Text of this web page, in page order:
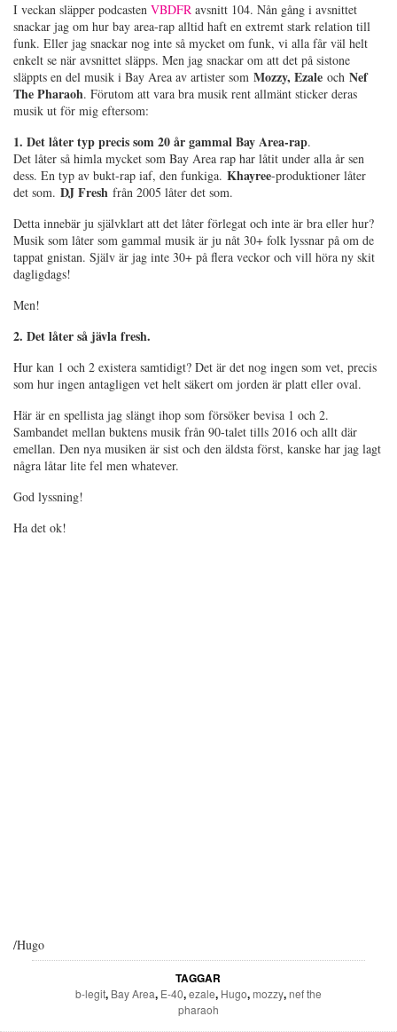
I veckan släpper podcasten VBDFR avsnitt 104. Nån gång i avsnittet
snackar jag om hur bay area-rap alltid haft en extremt stark relation till
funk. Eller jag snackar nog inte så mycket om funk, vi alla får väl helt
enkelt se när avsnittet släpps. Men jag snackar om att det på sistone
släppts en del musik i Bay Area av artister som Mozzy, Ezale och Nef
The Pharaoh. Förutom att vara bra musik rent allmänt sticker deras
musik ut för mig eftersom:
1. Det låter typ precis som 20 år gammal Bay Area-rap.
Det låter så himla mycket som Bay Area rap har låtit under alla år sen
dess. En typ av bukt-rap iaf, den funkiga. Khayree-produktioner låter
det som. DJ Fresh från 2005 låter det som.
Detta innebär ju självklart att det låter förlegat och inte är bra eller hur?
Musik som låter som gammal musik är ju nåt 30+ folk lyssnar på om de
tappat gnistan. Själv är jag inte 30+ på flera veckor och vill höra ny skit
dagligdags!
Men!
2. Det låter så jävla fresh.
Hur kan 1 och 2 existera samtidigt? Det är det nog ingen som vet, precis
som hur ingen antagligen vet helt säkert om jorden är platt eller oval.
Här är en spellista jag slängt ihop som försöker bevisa 1 och 2.
Sambandet mellan buktens musik från 90-talet tills 2016 och allt där
emellan. Den nya musiken är sist och den äldsta först, kanske har jag lagt
några låtar lite fel men whatever.
God lyssning!
Ha det ok!
/Hugo
TAGGAR
b-legit, Bay Area, E-40,ezale, Hugo,mozzy,nef the
pharaoh